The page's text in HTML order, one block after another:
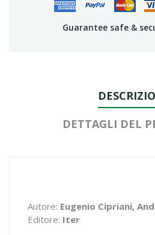
Guarantee safe &
DETTAGLI DEL
Autore: Eugenio Cipriani,
Editore: Iter